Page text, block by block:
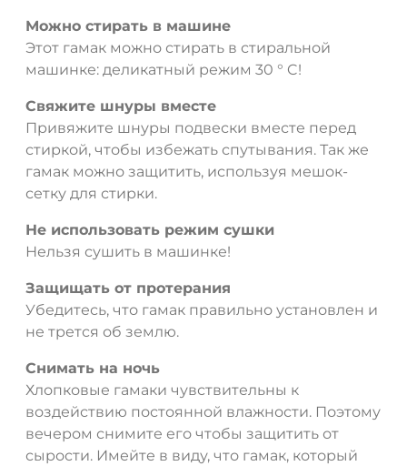
Можно стирать в машине
Этот гамак можно стирать в стиральной
машинке: деликатный режим 30 ° C!
Свяжите шнуры вместе
Привяжите шнуры подвески вместе перед
стиркой, чтобы избежать спутывания. Так же
гамак можно защитить, используя мешок-
сетку для стирки.
Не использовать режим сушки
Нельзя сушить в машинке!
Защищать от протерания
Убедитесь, что гамак правильно установлен и
не трется об землю.
Снимать на ночь
Хлопковые гамаки чувствительны к
воздействию постоянной влажности. Поэтому
вечером снимите его чтобы защитить от
сырости. Имейте в виду, что гамак, который